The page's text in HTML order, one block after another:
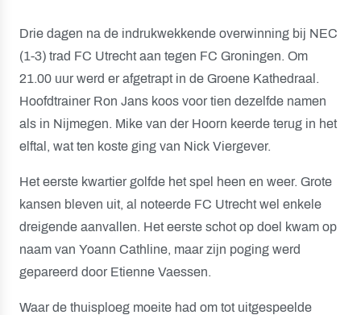
Drie dagen na de indrukwekkende overwinning bij NEC
(1-3) trad FC Utrecht aan tegen FC Groningen. Om
21.00 uur werd er afgetrapt in de Groene Kathedraal.
Hoofdtrainer Ron Jans koos voor tien dezelfde namen
als in Nijmegen. Mike van der Hoorn keerde terug in het
elftal, wat ten koste ging van Nick Viergever.
Het eerste kwartier golfde het spel heen en weer. Grote
kansen bleven uit, al noteerde FC Utrecht wel enkele
dreigende aanvallen. Het eerste schot op doel kwam op
naam van Yoann Cathline, maar zijn poging werd
gepareerd door Etienne Vaessen.
Waar de thuisploeg moeite had om tot uitgespeelde